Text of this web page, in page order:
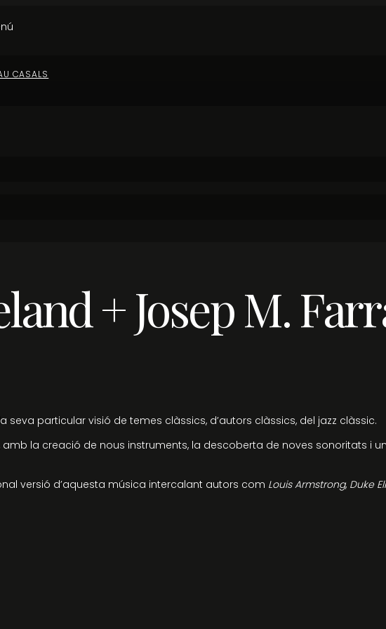
CASALS
+ Josep M.
seva particular visió de temes clàssics, d’autors clàssics, del jazz clàssic.
la creació de nous instruments, la descoberta de noves sonoritats i
versió d’aquesta música intercalant autors com Louis Armstrong, Duke